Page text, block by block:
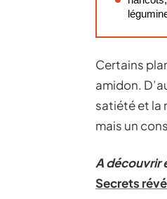
Certains
amidon.
satiété et la
mais un
A découvrir
Secrets